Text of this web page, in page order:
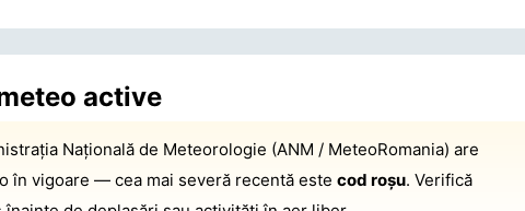
active
Națională de Meteorologie (ANM / MeteoRomania) are
în vigoare — cea mai severă recentă estecod roșu. Verifică